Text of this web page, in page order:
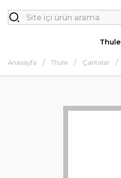
Thule
Anasayfa Thule Çantalar